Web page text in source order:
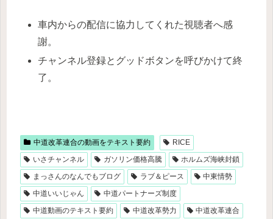
車内からの配信に協力してくれた視聴者へ感
謝。
チャンネル登録とグッドボタンを呼びかけて終
了。
中道改革連合の動画をテキスト要約
RICE
いさチャンネル
ガソリン価格高騰
ホルムズ海峡封鎖
まっさんのなんでもブログ
ラブ＆ピース
中東情勢
中道いいじゃん
中道パートナーズ制度
中道動画のテキスト要約
中道改革勢力
中道改革連合